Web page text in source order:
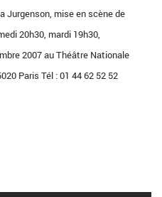
Jurgenson, mise en scène de
20h30, mardi 19h30,
2007 au Théâtre Nationale
Paris Tél : 01 44 62 52 52